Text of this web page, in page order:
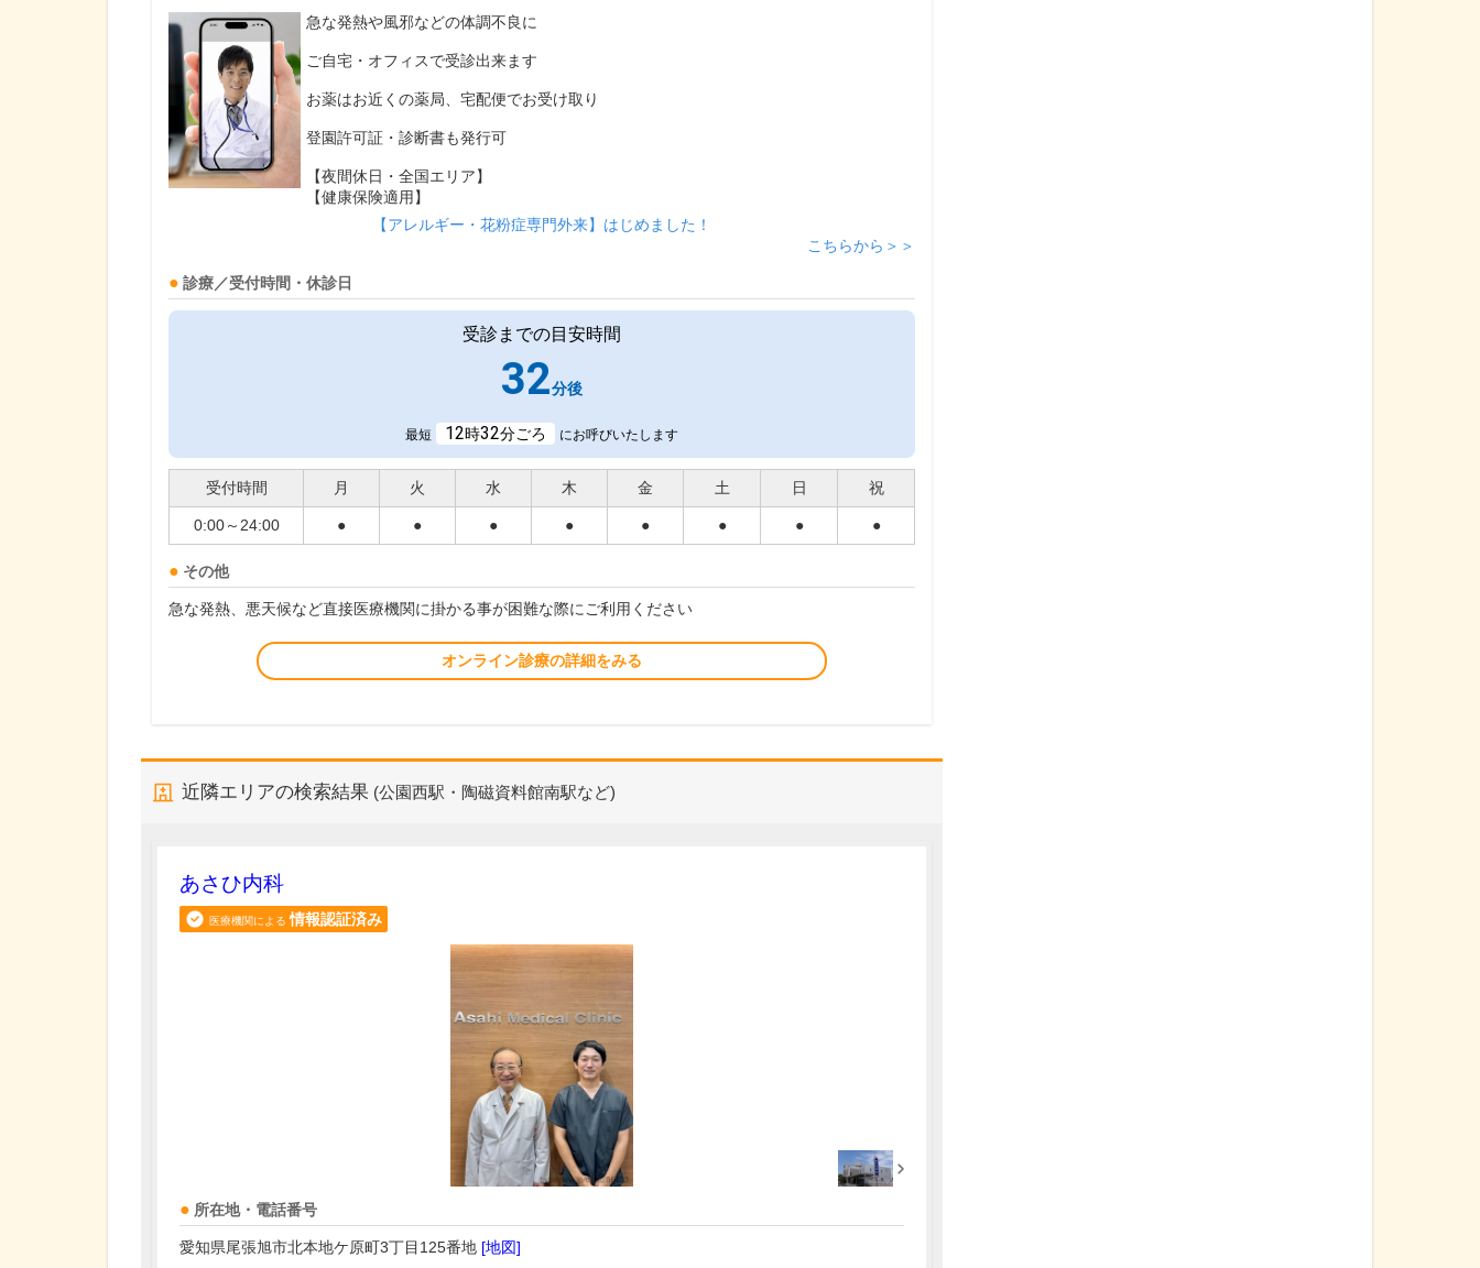
急な発熱や風邪などの体調不良に
ご自宅・オフィスで受診出来ます
お薬はお近くの薬局、宅配便でお受け取り
登園許可証・診断書も発行可
【夜間休日・全国エリア】
【健康保険適用】
【アレルギー・花粉症専門外来】はじめました！
こちらから＞＞
診療／受付時間・休診日
受診までの目安時間
32分後
最短 12時32分ごろ にお呼びいたします
受付時間 月 火 水 木 金 土 日 祝
0:00～24:00 ● ● ● ● ● ● ● ●
その他
急な発熱、悪天候など直接医療機関に掛かる事が困難な際にご利用ください
オンライン診療の詳細をみる
近隣エリアの検索結果 (公園西駅・陶磁資料館南駅など)
あさひ内科
医療機関による 情報認証済み
所在地・電話番号
愛知県尾張旭市北本地ケ原町3丁目125番地 [地図]